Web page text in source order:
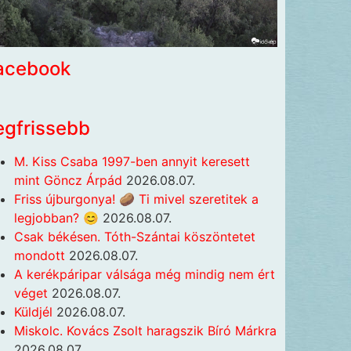
M. Kiss Csaba 1997-ben annyit keresett
mint Göncz Árpád 2026.08.07.
Friss újburgonya! 🥔 Ti mivel szeretitek a
legjobban? 😊 2026.08.07.
Csak békésen. Tóth-Szántai köszöntetet
mondott 2026.08.07.
A kerékpáripar válsága még mindig nem ért
véget 2026.08.07.
Küldjél 2026.08.07.
Miskolc. Kovács Zsolt haragszik Bíró Márkra